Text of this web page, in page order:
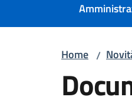
Home /